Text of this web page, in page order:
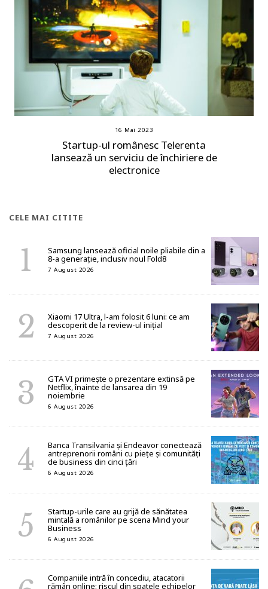
16 Mai 2023
Startup-ul românesc Telerenta
lansează un serviciu de închiriere de
electronice
CELE MAI CITITE
Samsung lansează oficial noile pliabile din a
8-a generație, inclusiv noul Fold8
7 August 2026
Xiaomi 17 Ultra, l-am folosit 6 luni: ce am
descoperit de la review-ul inițial
7 August 2026
GTA VI primește o prezentare extinsă pe
Netflix, înainte de lansarea din 19
noiembrie
6 August 2026
Banca Transilvania și Endeavor conectează
antreprenorii români cu piețe și comunități
de business din cinci țări
6 August 2026
Startup-urile care au grijă de sănătatea
mintală a românilor pe scena Mind your
Business
6 August 2026
Companiile intră în concediu, atacatorii
rămân online: riscul din spatele echipelor